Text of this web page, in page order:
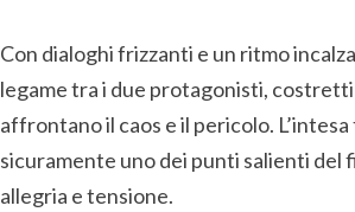
Con dialoghi frizzanti e un ritmo
legame tra i due protagonisti,
affrontano il caos e il pericolo.
sicuramente uno dei punti salienti del
allegria e tensione.